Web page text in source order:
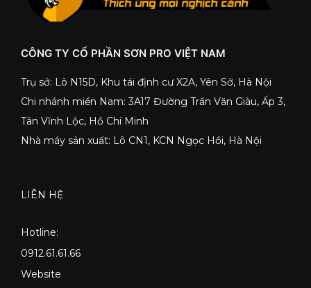
CÔNG TY CỔ PHẦN SƠN PRO VIỆT NAM
Trụ sở: Lô N15D, Khu tái định cư X2A, Yên Sở, Hà Nội
Chi nhánh miền Nam: 3A17 Đường Trần Văn Giàu, Ấp 3,
Tân Vĩnh Lộc, Hồ Chí Minh
Nhà máy sản xuất: Lô CN1, KCN Ngọc Hồi, Hà Nội
LIÊN HỆ
Hotline:
0912.61.61.66
Website